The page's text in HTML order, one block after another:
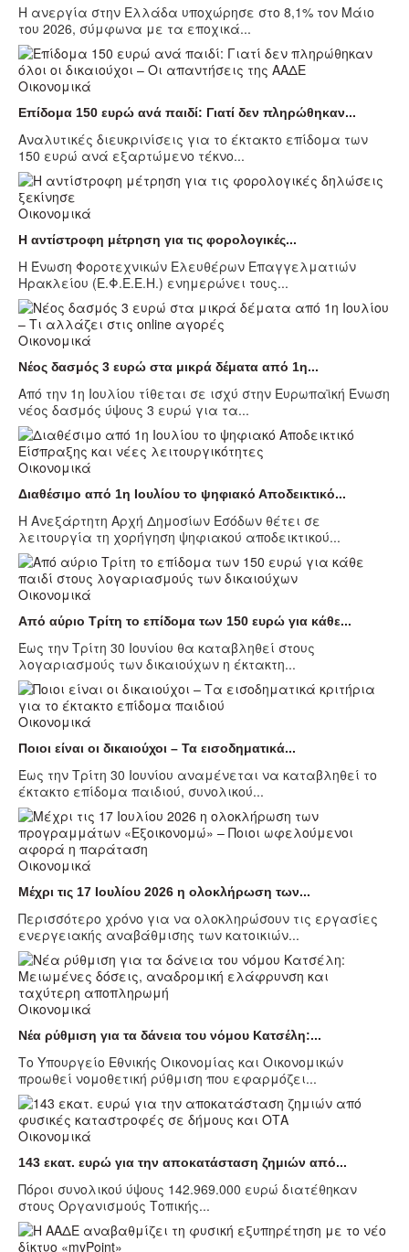
Η ανεργία στην Ελλάδα υποχώρησε στο 8,1% τον Μάιο
του 2026, σύμφωνα με τα εποχικά...
Οικονομικά
Επίδομα 150 ευρώ ανά παιδί: Γιατί δεν πληρώθηκαν...
Αναλυτικές διευκρινίσεις για το έκτακτο επίδομα των
150 ευρώ ανά εξαρτώμενο τέκνο...
Οικονομικά
Η αντίστροφη μέτρηση για τις φορολογικές...
Η Ένωση Φοροτεχνικών Ελευθέρων Επαγγελματιών
Ηρακλείου (Ε.Φ.Ε.Ε.Η.) ενημερώνει τους...
Οικονομικά
Νέος δασμός 3 ευρώ στα μικρά δέματα από 1η...
Από την 1η Ιουλίου τίθεται σε ισχύ στην Ευρωπαϊκή Ένωση
νέος δασμός ύψους 3 ευρώ για τα...
Οικονομικά
Διαθέσιμο από 1η Ιουλίου το ψηφιακό Αποδεικτικό...
Η Ανεξάρτητη Αρχή Δημοσίων Εσόδων θέτει σε
λειτουργία τη χορήγηση ψηφιακού αποδεικτικού...
Οικονομικά
Από αύριο Τρίτη το επίδομα των 150 ευρώ για κάθε...
Έως την Τρίτη 30 Ιουνίου θα καταβληθεί στους
λογαριασμούς των δικαιούχων η έκτακτη...
Οικονομικά
Ποιοι είναι οι δικαιούχοι – Τα εισοδηματικά...
Έως την Τρίτη 30 Ιουνίου αναμένεται να καταβληθεί το
έκτακτο επίδομα παιδιού, συνολικού...
Οικονομικά
Μέχρι τις 17 Ιουλίου 2026 η ολοκλήρωση των...
Περισσότερο χρόνο για να ολοκληρώσουν τις εργασίες
ενεργειακής αναβάθμισης των κατοικιών...
Οικονομικά
Νέα ρύθμιση για τα δάνεια του νόμου Κατσέλη:...
Το Υπουργείο Εθνικής Οικονομίας και Οικονομικών
προωθεί νομοθετική ρύθμιση που εφαρμόζει...
Οικονομικά
143 εκατ. ευρώ για την αποκατάσταση ζημιών από...
Πόροι συνολικού ύψους 142.969.000 ευρώ διατέθηκαν
στους Οργανισμούς Τοπικής...